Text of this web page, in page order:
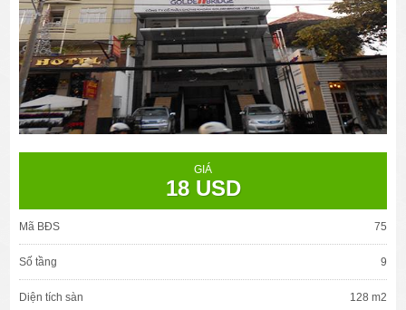
GIÁ
18 USD
Mã BĐS 75
Số tầng 9
Diện tích sàn 128 m2